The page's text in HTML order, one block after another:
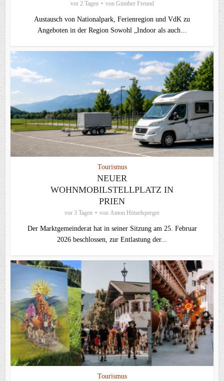
vor 2 Tagen von Günther Freund
Austausch von Nationalpark, Ferienregion und VdK zu
Angeboten in der Region Sowohl „Indoor als auch...
Tourismus
NEUER
WOHNMOBILSTELLPLATZ IN
PRIEN
vor 3 Tagen von Anton Hötzelsperger
Der Marktgemeinderat hat in seiner Sitzung am 25. Februar
2026 beschlossen, zur Entlastung der...
Tourismus